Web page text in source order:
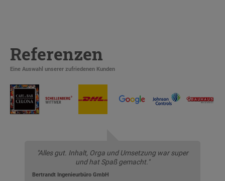
Referenzen
Eine Auswahl unserer zufriedenen Kunden
"Alles gut. Inhalt, Orga und Umsetzung war super
und hat Spaß gemacht."
Bertrandt Ingenieurbüro GmbH